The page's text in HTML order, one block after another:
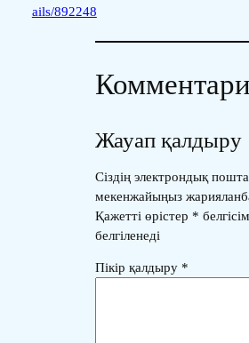
ails/892248
Жауап қалдыру
Сіздің электрондық пошта
мекенжайыңыз
Қажетті өрістер *
белгіленеді
Пікір қалдыру *